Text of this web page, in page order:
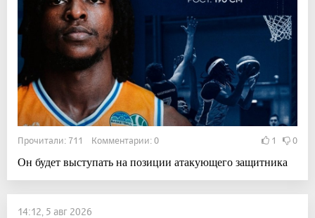
Прочитали: 711 Комментарии: 0 1 0
Он будет выступать на позиции атакующего защитника
14:12, 5 авг 2026